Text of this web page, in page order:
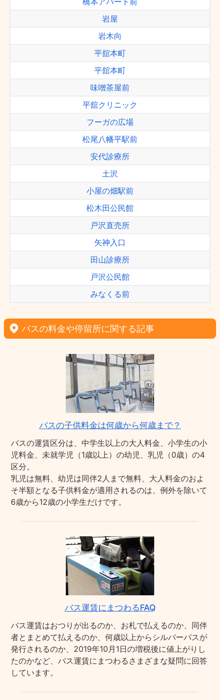
岩屋
岩木向
平舘本町
平舘本町
味噌茶屋前
平舘クリニック
フーガの広場
松尾八幡平駅前
安代診療所
土沢
小屋の畑駅前
松木田公民館
戸沢直売所
矢神入口
田山診療所
戸沢公民館
みなくる前
バスの料金や停留所に関する記事
バスの子供料金は何歳から何歳まで？
バスの運賃区分は、中学生以上の大人料金、小学生の小
児料金、未就学児（1歳以上）の幼児、乳児（0歳）の4
区分。
乳児は無料、幼児は同伴2人まで無料、大人料金のおよ
そ半額となる子供料金が適用されるのは、例外を除いて
6歳から12歳の小学生だけです。
バス運賃にまつわるFAQ
バス運賃はおつりが出るのか、お札で払えるのか、同伴
者とまとめて払えるのか、何歳以上からシルバーパスが
発行されるのか、2019年10月1日の増税後に値上がりし
たのかなど、バス運賃にまつわるさまざまな疑問に回答
しています。